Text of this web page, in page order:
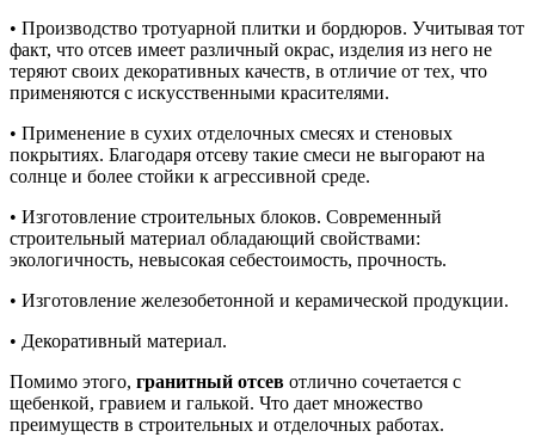
• Производство тротуарной плитки и бордюров. Учитывая тот
факт, что отсев имеет различный окрас, изделия из него не
теряют своих декоративных качеств, в отличие от тех, что
применяются с искусственными красителями.
• Применение в сухих отделочных смесях и стеновых
покрытиях. Благодаря отсеву такие смеси не выгорают на
солнце и более стойки к агрессивной среде.
• Изготовление строительных блоков. Современный
строительный материал обладающий свойствами:
экологичность, невысокая себестоимость, прочность.
• Изготовление железобетонной и керамической продукции.
• Декоративный материал.
Помимо этого, гранитный отсев отлично сочетается с
щебенкой, гравием и галькой. Что дает множество
преимуществ в строительных и отделочных работах.